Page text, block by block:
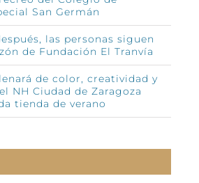
San Germán
las personas siguen
de Fundación El Tranvía
de color, creatividad y
NH Ciudad de Zaragoza
tienda de verano